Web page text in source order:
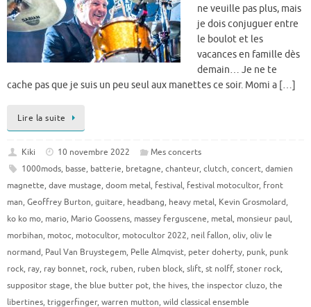
ne veuille pas plus, mais
je dois conjuguer entre
le boulot et les
vacances en famille dès
demain… Je ne te
cache pas que je suis un peu seul aux manettes ce soir. Momi a […]
Lire la suite
Kiki 10 novembre 2022
Mes concerts
1000mods, basse, batterie, bretagne, chanteur, clutch, concert, damien
magnette, dave mustage, doom metal, festival, festival motocultor, front
man, Geoffrey Burton, guitare, headbang, heavy metal, Kevin Grosmolard,
ko ko mo, mario, Mario Goossens, massey ferguscene, metal, monsieur paul,
morbihan, motoc, motocultor, motocultor 2022, neil fallon, oliv, oliv le
normand, Paul Van Bruystegem, Pelle Almqvist, peter doherty, punk, punk
rock, ray, ray bonnet, rock, ruben, ruben block, slift, st nolff, stoner rock,
suppositor stage, the blue butter pot, the hives, the inspector cluzo, the
libertines, triggerfinger, warren mutton, wild classical ensemble